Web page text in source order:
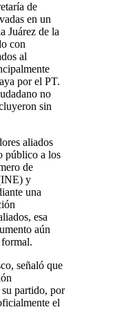
de
en un
Juárez de la
con
al
por el PT.
no
sin
aliados
público a los
de
y
una
esa
aún
formal.
señaló que
partido, por
el